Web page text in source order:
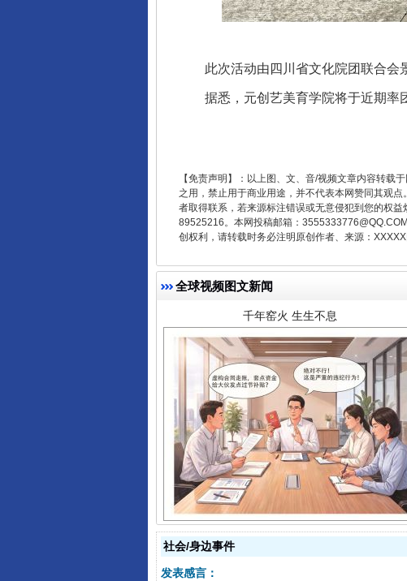
此次活动由四川省文化院团联合会景
据悉，元创艺美育学院将于近期率团
【免责声明】：以上图、文、音/视频文章内容转载
之用，禁止用于商业用途，并不代表本网赞同其观
者取得联系，若来源标注错误或无意侵犯到您的权
89525216。本网投稿邮箱：
创权利，请转载时务必注明原创作者、来源：XXXXX
全球视频图文新闻
千年窑火 生生不息
揭开“小金库”的免责幌子
社会/身边事件
发表感言：